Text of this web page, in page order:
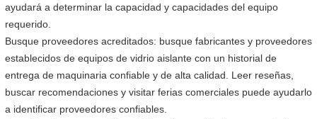
ayudará a determinar la capacidad y capacidades del equipo
requerido.
Busque proveedores acreditados: busque fabricantes y proveedores
establecidos de equipos de vidrio aislante con un historial de
entrega de maquinaria confiable y de alta calidad. Leer reseñas,
buscar recomendaciones y visitar ferias comerciales puede ayudarlo
a identificar proveedores confiables.